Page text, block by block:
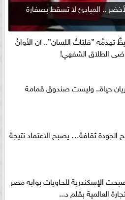
.. المبادئ لا تسقط بصفارة
تهدمُه ”فلتاتُ اللسان”.. آن الأوانُ
الطلاق الشفهي!
حياة.. وليست صندوق قمامة
الجودة ثقافة… يصبح الاعتماد نتيجة
الإسكندرية للحاويات بوابه مصر
العالمية بقلم د...